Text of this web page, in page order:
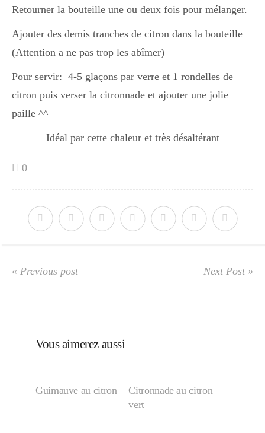
Semaines Spéciales
cupcake
Japon
Retourner la bouteille une ou deux fois pour mélanger.
Ajouter des demis tranches de citron dans la bouteille
(Attention a ne pas trop les abîmer)
Pour servir: 4-5 glaçons par verre et 1 rondelles de
citron puis verser la citronnade et ajouter une jolie
paille ^^
Idéal par cette chaleur et très désaltérant
0
« Previous post Next Post »
Vous aimerez aussi
Guimauve au citron
Citronnade au citron
vert